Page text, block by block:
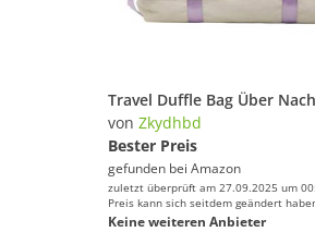
von Zkydhbd
Bester Preis
gefunden bei Amazon
zuletzt überprüft am 27.09.2025 um
Preis kann sich seitdem geändert
Keine weiteren Anbieter